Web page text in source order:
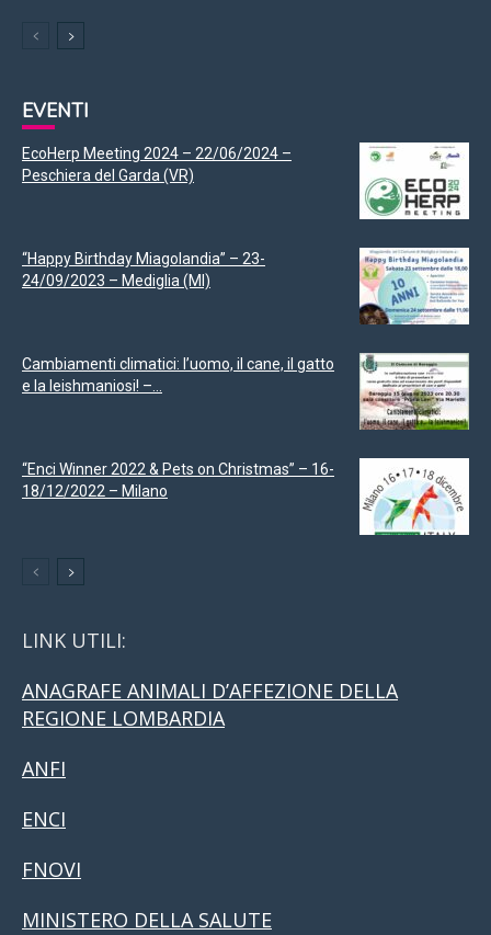
EVENTI
EcoHerp Meeting 2024 – 22/06/2024 –
Peschiera del Garda (VR)
“Happy Birthday Miagolandia” – 23-
24/09/2023 – Mediglia (MI)
Cambiamenti climatici: l’uomo, il cane, il gatto
e la leishmaniosi! –...
“Enci Winner 2022 & Pets on Christmas” – 16-
18/12/2022 – Milano
LINK UTILI:
ANAGRAFE ANIMALI D’AFFEZIONE DELLA
REGIONE LOMBARDIA
ANFI
ENCI
FNOVI
MINISTERO DELLA SALUTE